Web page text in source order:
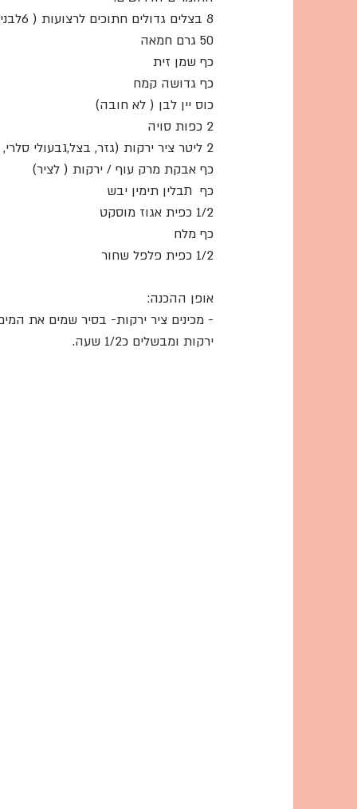
8 בצלים גדולים חתוכים לרצועות ( 6לבנים, 2 סגולים)
50 גרם חמאה
כף שמן זית
כף גדושה קמח
כוס יין לבן ( לא חובה)
2 כפות סויה
2 ליטר ציר ירקות (גזר, בצל,גבעולי סלרי, שורש סלרי, פטרוזיליה)
כף אבקת מרק עוף / ירקות ( לציר)
כף  תבלין תימין יבש
1/2 כפית אגוז מוסקט
כף מלח
1/2 כפית פלפל שחור
אופן ההכנה:
- מכינים ציר ירקות- בסיר שמים את
ירקות ומבשלים כ1/2 שעה.